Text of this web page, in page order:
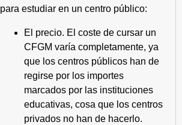
para estudiar en un centro público:
El precio. El coste de cursar un
CFGM varía completamente, ya
que los centros públicos han de
regirse por los importes
marcados por las instituciones
educativas, cosa que los centros
privados no han de hacerlo.